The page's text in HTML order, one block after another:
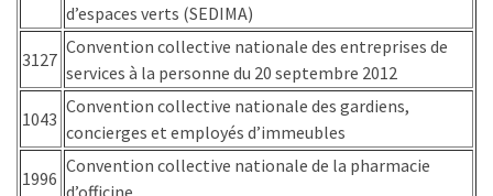
les
chiffres
que
devrait
d’espaces verts (SEDIMA)
3127
Convention collective nationale des entreprises de
services à la personne du 20 septembre 2012
1043
Convention collective nationale des gardiens,
concierges et employés d’immeubles
1996
Convention collective nationale de la pharmacie
d’officine